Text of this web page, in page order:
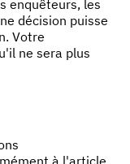
enquêteurs, les
décision puisse
Votre
ne sera plus
à l'article